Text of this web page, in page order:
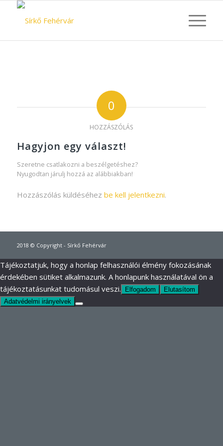
0
HOZZÁSZÓLÁS
Hagyjon egy választ!
Szeretne csatlakozni a beszélgetéshez?
Nyugodtan járulj hozzá az alábbiakban!
Hozzászólás küldéséhez be kell jelentkezni.
2018 © Copyright - Sírkő Fehérvár
Tájékoztatjuk, hogy a honlap felhasználói élmény fokozásának
érdekében sütiket alkalmazunk. A honlapunk használatával ön a
tájékoztatásunkat tudomásul veszi.
Elfogadom
Elutasítom
Adatvédelmi irányelvek